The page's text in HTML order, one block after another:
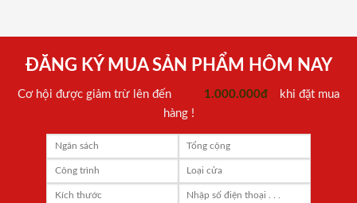
ĐĂNG KÝ MUA SẢN PHẨM HÔM NAY
Cơ hội được giảm trừ lên đến 1.000.000đ
khi đặt mua
hàng !